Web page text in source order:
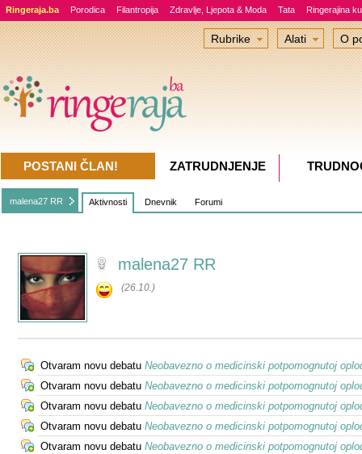
Ringeraja.ba Porodica Filantropija Zdravlje, Ljepota & Moda Tata Ringerajina
malena27 RR Aktivnosti Dnevnik Forumi
malena27 RR
(26.10.)
Otvaram novu debatu Neobavezno o medicinski potpomognutoj
Otvaram novu debatu Neobavezno o medicinski potpomognutoj
Otvaram novu debatu Neobavezno o medicinski potpomognutoj
Otvaram novu debatu Neobavezno o medicinski potpomognutoj
Otvaram novu debatu Neobavezno o medicinski potpomognutoj
Rubrike Alati O
POSTANI ČLAN! ZATRUDNJENJE